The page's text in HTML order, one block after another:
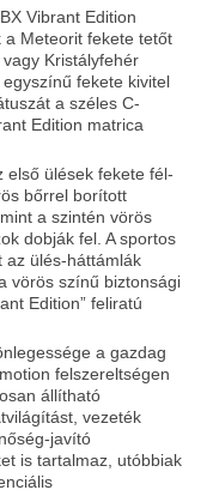
Vibrant Edition
Meteorit fekete tetőt
Kristályfehér
fekete kivitel
a széles C-
Edition matrica
első ülések fekete fél-
bőrrel borított
a szintén vörös
dobják fel. A sportos
az ülés-háttámlák
vörös színű biztonsági
Edition” feliratú
a gazdag
felszereltségen
állítható
vezeték
javító
is tartalmaz, utóbbiak